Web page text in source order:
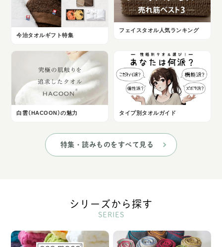
今治タオルギフト特集
フェイスタオル人気ランキング
白雲（HACOON）の魅力 タイプ別タオルガイド
特集・読みものをすべて見る
シリーズから探す
SERIES